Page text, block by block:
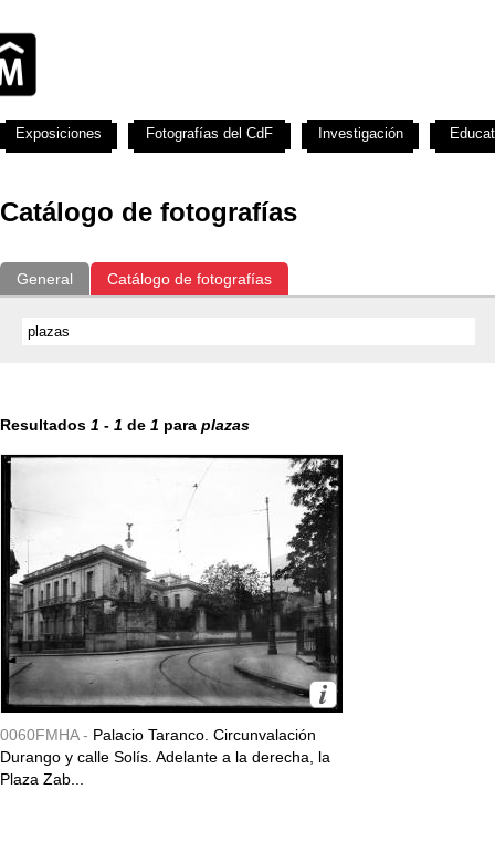
Catálogo de fotografías
General Catálogo de fotografías
Resultados 1 - 1 de 1 para plazas
0060FMHA - Palacio Taranco. Circunvalación
Durango y calle Solís. Adelante a la derecha, la
Plaza Zab...
Exposiciones Fotografías del CdF Investigación